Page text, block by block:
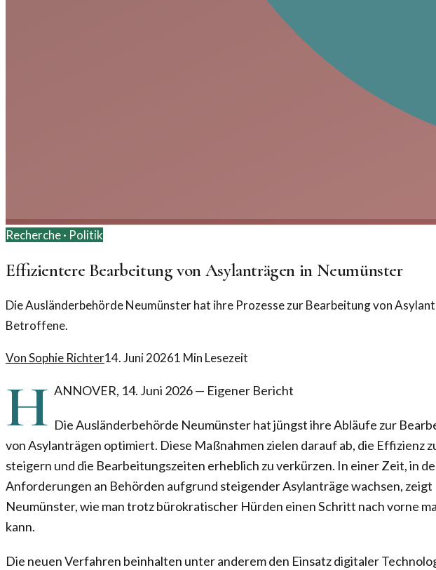
Recherche · Politik
Effizientere Bearbeitung von Asylanträgen in Neumünster
Die Ausländerbehörde Neumünster hat ihre Prozesse zur Bearbeitung von
Betroffene.
VonSophie Richter14. Juni 20261 Min Lesezeit
H ANNOVER, 14. Juni 2026— Eigener Bericht
Die Ausländerbehörde Neumünster hat jüngst ihre Abläufe zur
von Asylanträgen optimiert. Diese Maßnahmen zielen darauf ab, die Effizienz
steigern und die Bearbeitungszeiten erheblich zu verkürzen. In einer Zeit, in
Anforderungen an Behörden aufgrund steigender Asylanträge wachsen, zeigt
Neumünster, wie man trotz bürokratischer Hürden einen Schritt nach vorne
kann.
Die neuen Verfahren beinhalten unter anderem den Einsatz digitaler